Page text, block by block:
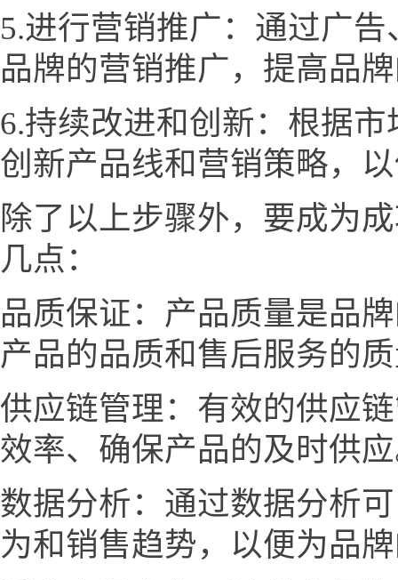
5.进行营销推广：通过广
品牌的营销推广，提高品
6.持续改进和创新：根据
创新产品线和营销策略，
除了以上步骤外，要成为
几点：
品质保证：产品质量是品
产品的品质和售后服务的
供应链管理：有效的供应
效率、确保产品的及时供
数据分析：通过数据分析
为和销售趋势，以便为品